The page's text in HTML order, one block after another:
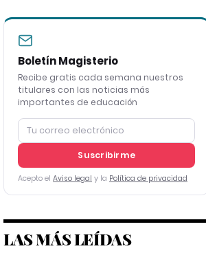
Boletín Magisterio
Recibe gratis cada semana nuestros
titulares con las noticias más
importantes de educación
Suscribirme
Acepto el Aviso legal y la Política de privacidad
LAS MÁS LEÍDAS